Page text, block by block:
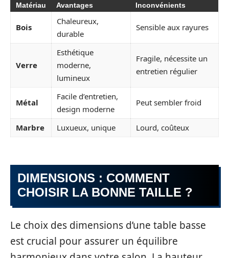
Matériau Avantages Inconvénients
Bois
Chaleureux,
durable
Sensible aux rayures
Verre
Esthétique
moderne,
lumineux
Fragile, nécessite un
entretien régulier
Métal
Facile d’entretien,
design moderne
Peut sembler froid
Marbre Luxueux, unique Lourd, coûteux
DIMENSIONS : COMMENT
CHOISIR LA BONNE TAILLE ?
Le choix des dimensions d’une table basse
est crucial pour assurer un équilibre